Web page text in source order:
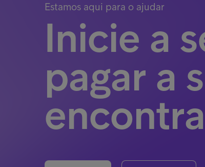
Estamos aqui para o ajudar
Inicie a
pagar a